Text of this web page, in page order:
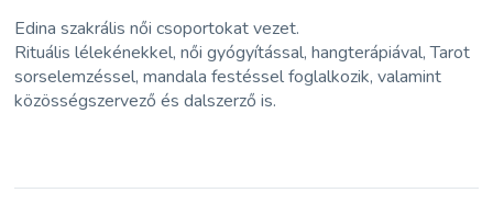
Edina szakrális női csoportokat vezet.
Rituális lélekénekkel, női gyógyítással, hangterápiával, Tarot
sorselemzéssel, mandala festéssel foglalkozik, valamint
közösségszervező és dalszerző is.